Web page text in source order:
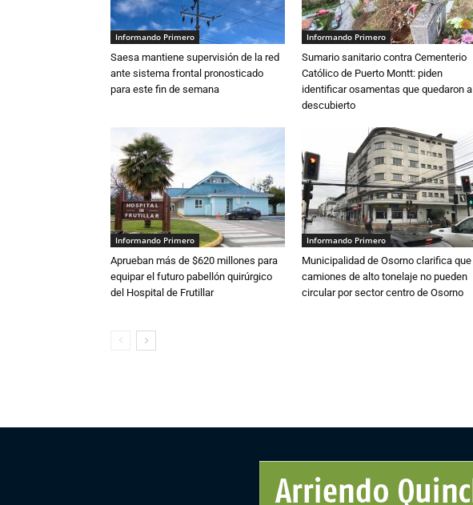
Informando Primero
Saesa mantiene supervisión de la red
ante sistema frontal pronosticado
para este fin de semana
Informando Primero
Sumario sanitario contra Cementerio
Católico de Puerto Montt: piden
identificar osamentas que quedaron al
descubierto
Informando Primero
Aprueban más de $620 millones para
equipar el futuro pabellón quirúrgico
del Hospital de Frutillar
Informando Primero
Municipalidad de Osorno clarifica que
camiones de alto tonelaje no pueden
circular por sector centro de Osorno